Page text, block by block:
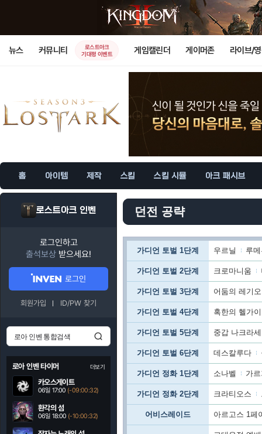
뉴스 커뮤니티
로스트아크
기대평 이벤트
게임캘린더 게이머존 라이브/
홈 아이템 제작 스킬 스킬 시뮬 아크 패시브
로스트아크 인벤
로그인하고
출석보상 받으세요!
로그인
회원가입 ID/PW 찾기
로아 인벤 타이머 더보기
카오스게이트
06일 17:00 (-09:00:30)
환각의 섬
06일 18:00 (-10:00:30)
던전 공략
가디언 토벌 1단계 우르닐 루
가디언 토벌 2단계 크로마니움
가디언 토벌 3단계 어둠의 레기
가디언 토벌 4단계 혹한의 헬가
가디언 토벌 5단계 중갑 나크라
가디언 토벌 6단계 데스칼루다
가디언 정화 1단계 소나벨 가
가디언 정화 2단계 크라티오스
어비스레이드 아르고스 1페